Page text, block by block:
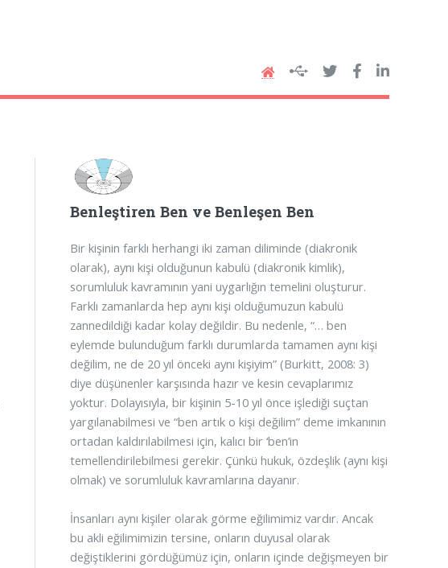
Benleştiren Ben ve Benleşen Ben
Bir kişinin farklı herhangi iki zaman diliminde (diakronik
olarak), aynı kişi olduğunun kabulü (diakronik kimlik),
sorumluluk kavramının yani uygarlığın temelini oluşturur.
Farklı zamanlarda hep aynı kişi olduğumuzun kabulü
zannedildiği kadar kolay değildir. Bu nedenle, “… ben
eylemde bulunduğum farklı durumlarda tamamen aynı kişi
değilim, ne de 20 yıl önceki aynı kişiyim” (Burkitt, 2008: 3)
diye düşünenler karşısında hazır ve kesin cevaplarımız
yoktur. Dolayısıyla, bir kişinin 5-10 yıl önce işlediği suçtan
yargılanabilmesi ve “ben artık o kişi değilim” deme imkanının
ortadan kaldırılabilmesi için, kalıcı bir ‘ben’in
temellendirilebilmesi gerekir. Çünkü hukuk, özdeşlik (aynı kişi
olmak) ve sorumluluk kavramlarına dayanır.
İnsanları aynı kişiler olarak görme eğilimimiz vardır. Ancak
bu akli eğilimimizin tersine, onların duyusal olarak
değiştiklerini gördüğümüz için, onların içinde değişmeyen bir